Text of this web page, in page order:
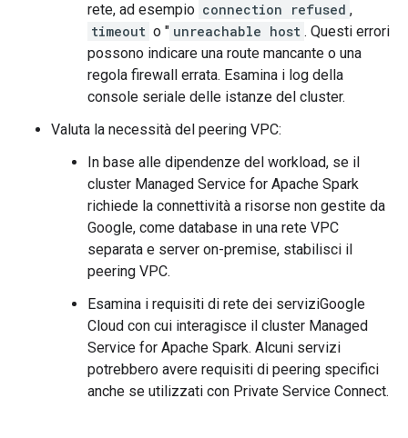
rete, ad esempio connection refused ,
timeout o " unreachable host . Questi errori
possono indicare una route mancante o una
regola firewall errata. Esamina i log della
console seriale delle istanze del cluster.
Valuta la necessità del peering VPC:
In base alle dipendenze del workload, se il
cluster Managed Service for Apache Spark
richiede la connettività a risorse non gestite da
Google, come database in una rete VPC
separata e server on-premise, stabilisci il
peering VPC.
Esamina i requisiti di rete dei serviziGoogle
Cloud con cui interagisce il cluster Managed
Service for Apache Spark. Alcuni servizi
potrebbero avere requisiti di peering specifici
anche se utilizzati con Private Service Connect.